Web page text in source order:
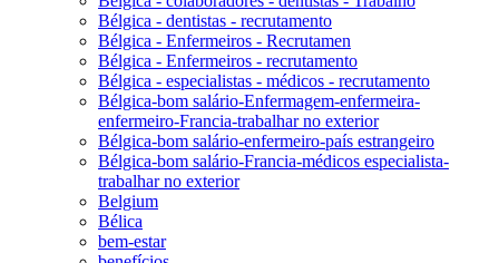
Bélgica - dentistas - recrutamento
Bélgica - Enfermeiros - Recrutamen
Bélgica - Enfermeiros - recrutamento
Bélgica - especialistas - médicos - recrutamento
Bélgica-bom salário-Enfermagem-enfermeira-
enfermeiro-Francia-trabalhar no exterior
Bélgica-bom salário-enfermeiro-país estrangeiro
Bélgica-bom salário-Francia-médicos especialista-
trabalhar no exterior
Belgium
Bélica
bem-estar